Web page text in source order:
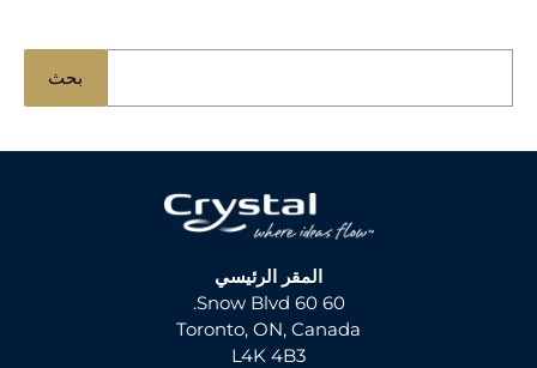
بحث
المقر الرئيسي
60 60 Snow Blvd.
Toronto, ON, Canada
L4K 4B3